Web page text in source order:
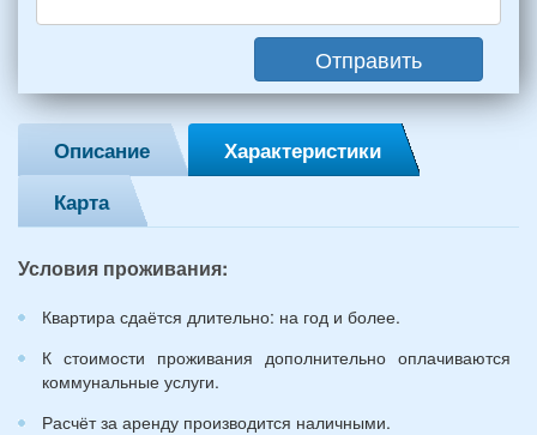
и
2
детей
(возраст
и
лет):
Отправить
Описание
Характеристики
Карта
Условия проживания:
Квартира сдаётся длительно: на год и более.
К стоимости проживания дополнительно оплачиваются
коммунальные услуги.
Расчёт за аренду производится наличными.